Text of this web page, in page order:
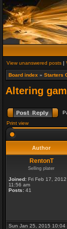
View unanswered posts |
Board index » Starters
Altering
Print view
Author
RentonT
Selling plater
Joined: Fri Feb 17, 2012
11:56 am
Posts: 41
Sun Jan 25, 2015 10:04